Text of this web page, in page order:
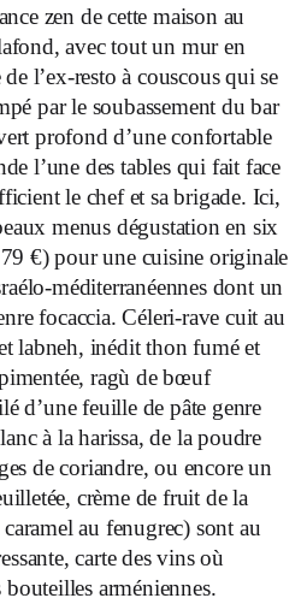
zen de cette maison au
avec tout un mur en
l’ex-resto à couscous qui se
par le soubassement du bar
profond d’une confortable
l’une des tables qui fait face
le chef et sa brigade. Ici,
menus dégustation en six
€) pour une cuisine originale
méditerranéennes dont un
focaccia. Céleri-rave cuit au
labneh, inédit thon fumé et
ragù de bœuf
d’une feuille de pâte genre
à la harissa, de la poudre
de coriandre, ou encore un
crème de fruit de la
au fenugrec) sont au
carte des vins où
arméniennes.